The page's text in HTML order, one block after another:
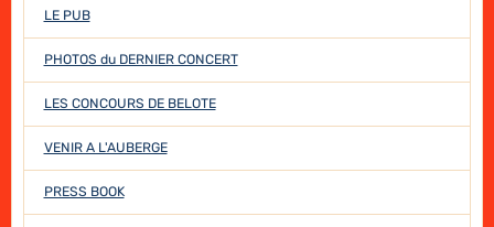
LE PUB
PHOTOS du DERNIER CONCERT
LES CONCOURS DE BELOTE
VENIR A L'AUBERGE
PRESS BOOK